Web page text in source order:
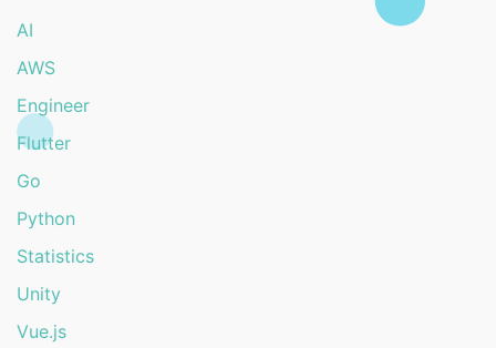
AI
AWS
Engineer
Flutter
Go
Python
Statistics
Unity
Vue.js